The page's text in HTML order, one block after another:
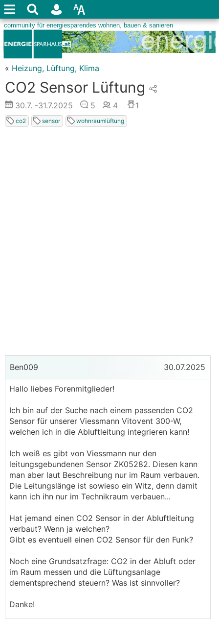
« Heizung, Lüftung, Klima
CO2 Sensor Lüftung
30.7. -31.7.2025 5 4 1
co2 sensor wohnraumlüftung
Ben009 30.07.2025
Hallo liebes Forenmitglieder!
Ich bin auf der Suche nach einem passenden CO2
Sensor für unserer Viessmann Vitovent 300-W,
welchen ich in die Abluftleitung integrieren kann!
Ich weiß es gibt von Viessmann nur den
leitungsgebundenen Sensor ZK05282. Diesen kann
man aber laut Beschreibung nur im Raum verbauen.
Die Leitungslänge ist sowieso ein Witz, denn damit
kann ich ihn nur im Technikraum verbauen...
Hat jemand einen CO2 Sensor in der Abluftleitung
verbaut? Wenn ja welchen?
Gibt es eventuell einen CO2 Sensor für den Funk?
Noch eine Grundsatzfrage: CO2 in der Abluft oder
im Raum messen und die Lüftungsanlage
dementsprechend steuern? Was ist sinnvoller?
Danke!